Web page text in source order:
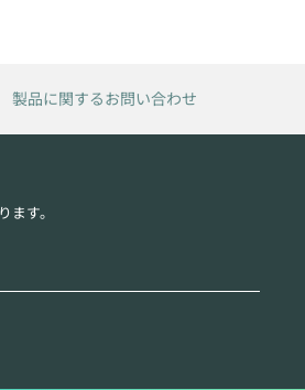
製品に関するお問い合わせ
す。